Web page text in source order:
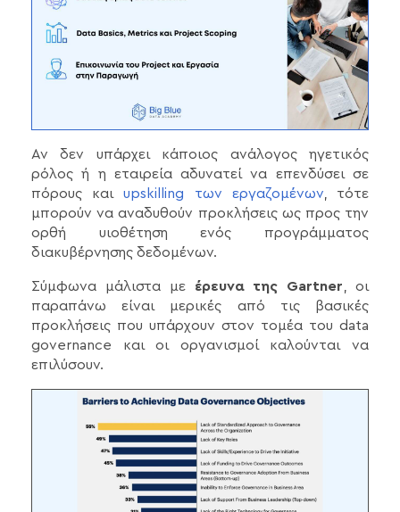
Αν δεν υπάρχει κάποιος ανάλογος ηγετικός
ρόλος ή η εταιρεία αδυνατεί να επενδύσει σε
πόρους καιupskilling των εργαζομένων, τότε
μπορούν να αναδυθούν προκλήσεις ως προς την
ορθή υιοθέτηση ενός προγράμματος
διακυβέρνησης δεδομένων.
Σύμφωνα μάλιστα με έρευνα της Gartner , οι
παραπάνω είναι μερικές από τις βασικές
προκλήσεις που υπάρχουν στον τομέα του data
governance και οι οργανισμοί καλούνται να
επιλύσουν.